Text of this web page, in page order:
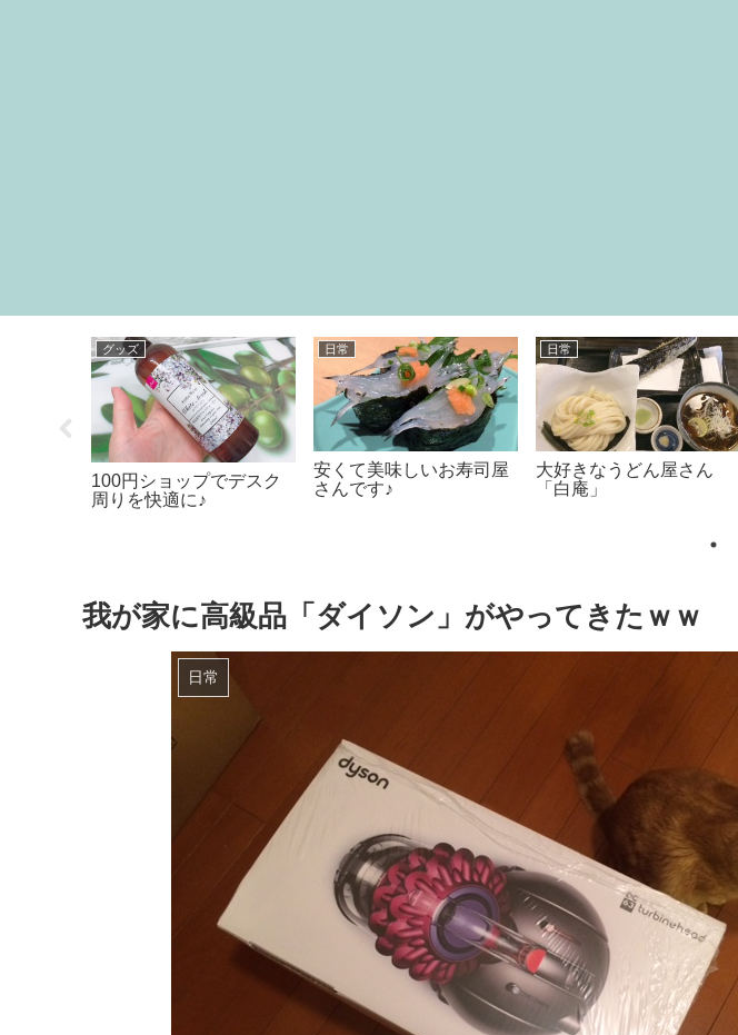
グッズ
プチプラ優れものローシ
ョン
日常
「感動した！」うどん屋
さんです。
本
絵本はやっぱり紙よね?
(;”∀”)
我が家に高級品「ダイソン」がやってきたｗｗ
日常